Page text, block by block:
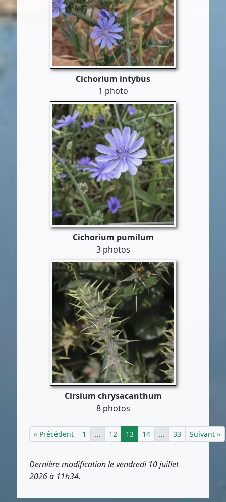
Cichorium intybus
1 photo
Cichorium pumilum
3 photos
Cirsium chrysacanthum
8 photos
« Précédent 1 … 12 13 14 … 33 Suivant »
Dernière modification le vendredi 10 juillet
2026 à 11h34.